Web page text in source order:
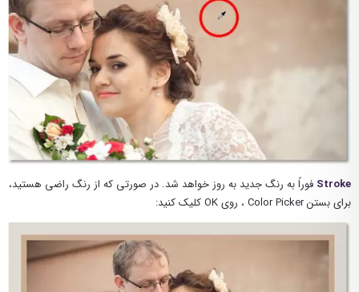
Stroke فوراً به رنگ جدید به روز خواهد شد. در صورتی که از رنگ راضی هستید،
برای بستن Color Picker ، روی OK کلیک کنید: